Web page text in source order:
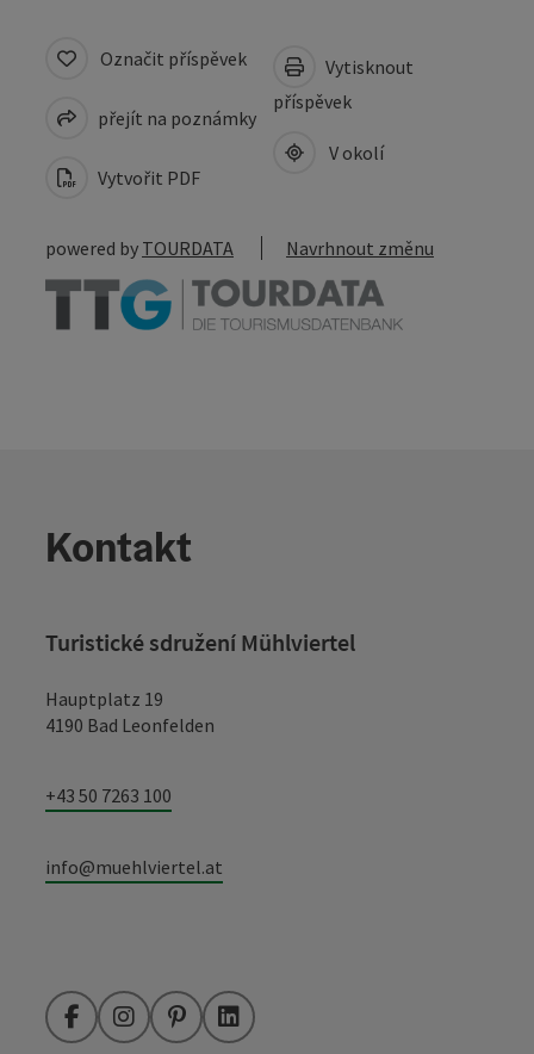
Označit příspěvek
přejít na poznámky
Vytvořit PDF
Vytisknout
příspěvek
V okolí
powered by TOURDATA Navrhnout změnu
Kontakt
Turistické sdružení Mühlviertel
Hauptplatz 19
4190 Bad Leonfelden
+43 50 7263 100
info@muehlviertel.at
FacebookInstagramPinterestLinkedIn